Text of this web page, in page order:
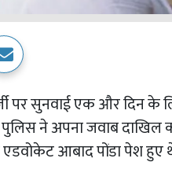
पर सुनवाई एक और दिन
ने अपना जवाब दाखिल
आबाद पोंडा पेश हुए